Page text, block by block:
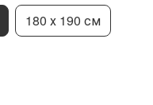
180 х 190 см